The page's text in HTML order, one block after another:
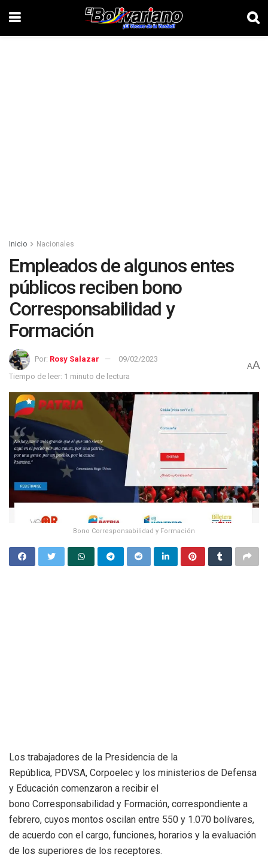
Inicio Nacionales
Empleados de algunos entes
públicos reciben bono
Corresponsabilidad y
Formación
Por: Rosy Salazar
09/02/2023
Tiempo de leer: 1 minuto de lectura
AA
Bono Corresponsabilidad y Formación
Los trabajadores de la Presidencia de la
República, PDVSA, Corpoelec y los ministerios de Defensa
y Educación comenzaron a recibir el
bono Corresponsabilidad y Formación, correspondiente a
febrero, cuyos montos oscilan entre 550 y 1.070 bolívares,
de acuerdo con el cargo, funciones, horarios y la evaluación
de los superiores de los receptores.